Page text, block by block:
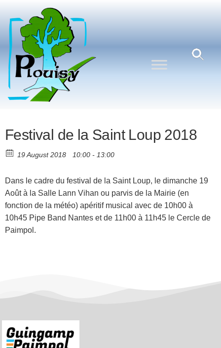
Commune
de
Festival de la Saint Loup 2018
19 August 2018 10:00 - 13:00
Dans le cadre du festival de la Saint Loup, le dimanche 19
Août à la Salle Lann Vihan ou parvis de la Mairie (en
fonction de la météo) apéritif musical avec de 10h00 à
10h45 Pipe Band Nantes et de 11h00 à 11h45 le Cercle de
Paimpol.